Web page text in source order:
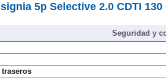
5p Selective 2.0 CDTI 130
Seguridad y